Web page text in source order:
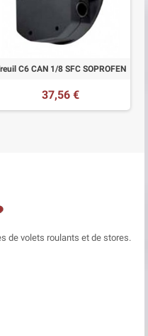
C6 CAN 1/8 SFC SOPROFEN
37,56 €
de volets roulants et de stores.